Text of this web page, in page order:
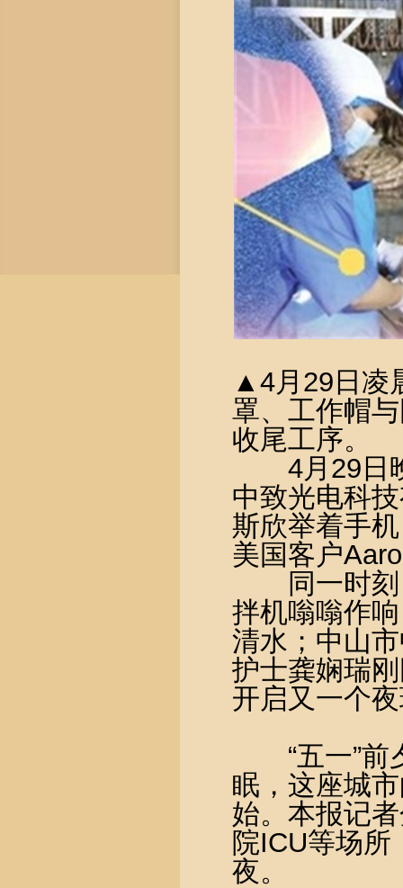
▲4月29日凌
罩、工作帽
收尾工序。
4月29日晚
中致光电科
斯欣举着手
美国客户
同一时刻
拌机嗡嗡作
清水；中山
护士龚娴瑞
开启又一个
“五一”前
眠，这座城
始。本报记
院ICU等场所
夜。